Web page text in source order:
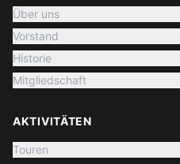
Über uns
Vorstand
Historie
Mitgliedschaft
AKTIVITÄTEN
Touren